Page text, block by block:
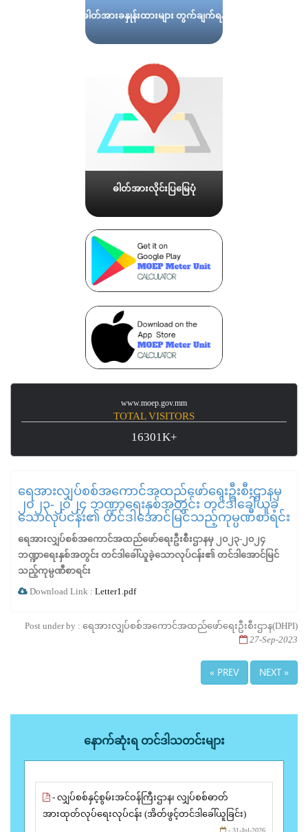
ဓါတ်အားခနှုန်းထားများ တွက်ချက်ရန်
ဓါတ်အားလိုင်းပြမြေပုံ
www.moep.gov.mm
TOTAL VISITORS
16301K+
ရေအားလျှပ်စစ်အကောင်အထည်ဖော်ရေးဦးစီးဌာနမှ
၂၀၂၃-၂၀၂၄ ဘဏ္ဍာရေးနှစ်အတွင်း တင်ဒါခေါ်ယူခဲ့
သောလုပ်ငန်း၏ တင်ဒါအောင်မြင်သည့်ကုမ္ပဏီစာရင်း
ရေအားလျှပ်စစ်အကောင်အထည်ဖော်ရေးဦးစီးဌာနမှ ၂၀၂၃-၂၀၂၄
ဘဏ္ဍာရေးနှစ်အတွင်း တင်ဒါခေါ်ယူခဲ့သောလုပ်ငန်း၏ တင်ဒါအောင်မြင်
သည့်ကုမ္ပဏီစာရင်း
Download Link : Letter1.pdf
Post under by : ရေအားလျှပ်စစ်အကောင်အထည်ဖော်ရေးဦးစီးဌာန(DHPI)
27-Sep-2023
« PREV NEXT »
နောက်ဆုံးရ တင်ဒါသတင်းများ
- လျှပ်စစ်နှင့်စွမ်းအင်ဝန်ကြီးဌာန၊ လျှပ်စစ်ဓာတ်
အားထုတ်လုပ်ရေးလုပ်ငန်း (အိတ်ဖွင့်တင်ဒါခေါ်ယူခြင်း)
- 31-Jul-2026